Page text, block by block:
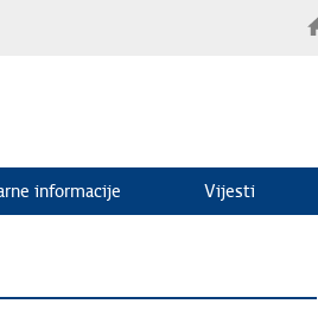
informacije Vijesti